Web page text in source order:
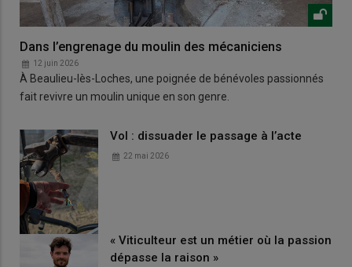
Dans l’engrenage du moulin des mécaniciens
12 juin 2026
À Beaulieu-lès-Loches, une poignée de bénévoles passionnés
fait revivre un moulin unique en son genre.
Vol : dissuader le passage à l’acte
22 mai 2026
« Viticulteur est un métier où la passion
dépasse la raison »